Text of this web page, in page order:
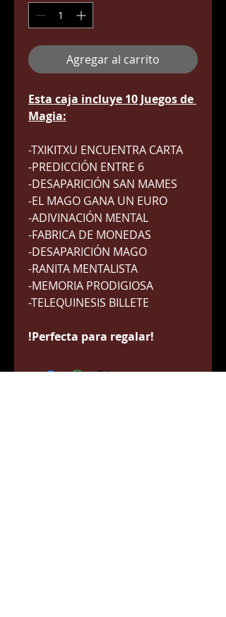
Agregar al carrito
Esta caja incluye 10 Juegos de
Magia:
-TXIKITXU ENCUENTRA CARTA
-PREDICCIÓN ENTRE 6
-DESAPARICIÓN SAN MAMES
-EL MAGO GANA UN EURO
-ADIVINACIÓN MENTAL
-FABRICA DE MONEDAS
-DESAPARICIÓN MAGO
-RANITA MENTALISTA
-MEMORIA PRODIGIOSA
-TELEQUINESIS BILLETE
!Perfecta para regalar!